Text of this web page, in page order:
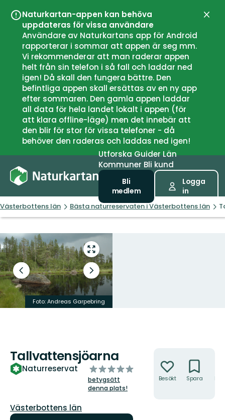
Naturkartan-appen kan behöva
uppdateras för vissa användare
Användare av Naturkartans app för Android
rapporterar i sommar att appen är seg mm.
Vi rekommenderar att man raderar appen
helt från sin telefon i så fall och laddar ned
igen! Då skall den fungera bättre. Den
befintliga appen skall ersättas av en ny app
efter sommaren. Den gamla appen laddar
all data för hela landet lokalt i appen (för
att klara offline-läge) men det innebär att
den blir för stor för vissa telefoner - då
behöver den raderas och laddas ned igen!
UtforskaGuiderLän
Kommuner Bli kund
Bli
medlem
Logga
in
Västerbottens län Bästa naturreservaten i Västerbottens län
Gå
till
helskärmsläge
Föregående
bild
Nästa
bildspel
Foto: Andreas Garpebring
Tallvattensjöarna
Naturreservat
av
5
stjärnor
betygsätt
denna plats!
Län:
Västerbottens län
Besökt Spara